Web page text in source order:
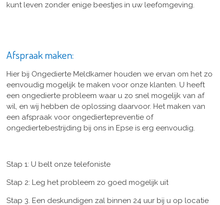
kunt leven zonder enige beestjes in uw leefomgeving.
Afspraak maken:
Hier bij Ongedierte Meldkamer houden we ervan om het zo
eenvoudig mogelijk te maken voor onze klanten. U heeft
een ongedierte probleem waar u zo snel mogelijk van af
wil, en wij hebben de oplossing daarvoor. Het maken van
een afspraak voor ongediertepreventie of
ongediertebestrijding bij ons in Epse is erg eenvoudig.
Stap 1: U belt onze telefoniste
Stap 2: Leg het probleem zo goed mogelijk uit
Stap 3. Een deskundigen zal binnen 24 uur bij u op locatie